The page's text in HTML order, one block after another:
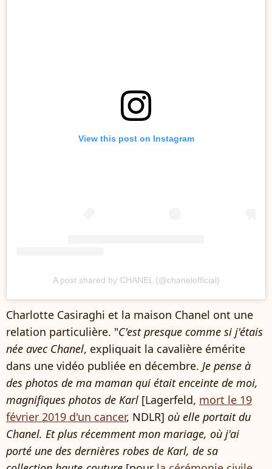
View this post on Instagram
A post shared by CHANEL (@chanelofficial)
Charlotte Casiraghi et la maison Chanel ont une
relation particulière. "C'est presque comme si j'étais
née avec Chanel, expliquait la cavalière émérite
dans une vidéo publiée en décembre. Je pense à
des photos de ma maman qui était enceinte de moi,
magnifiques photos de Karl [Lagerfeld, mort le 19
février 2019 d'un cancer, NDLR] où elle portait du
Chanel. Et plus récemment mon mariage, où j'ai
porté une des dernières robes de Karl, de sa